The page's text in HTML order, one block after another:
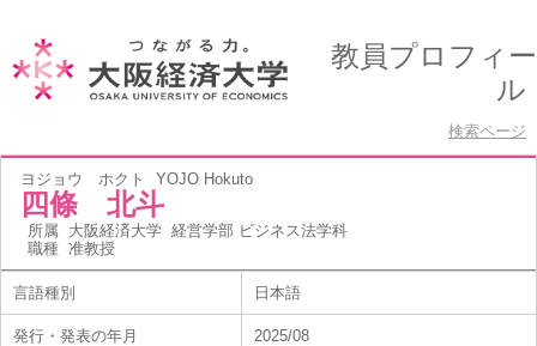
教員プロフィー
ル
検索ページ
ヨジョウ ホクト YOJO Hokuto
四條 北斗
所属 大阪経済大学 経営学部 ビジネス法学科
職種 准教授
言語種別 日本語
発行・発表の年月 2025/08